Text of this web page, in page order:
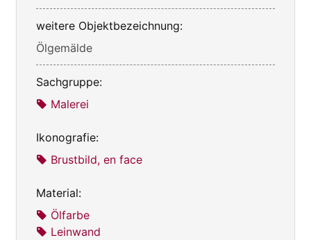
weitere Objektbezeichnung:
Ölgemälde
Sachgruppe:
Malerei
Ikonografie:
Brustbild, en face
Material:
Ölfarbe
Leinwand